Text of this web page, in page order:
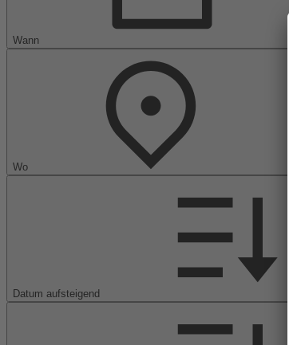
Wann
Wo
Datum aufsteigend